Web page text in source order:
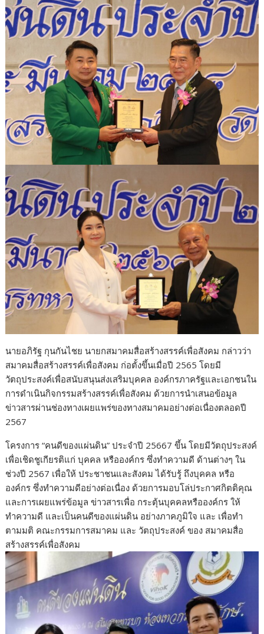
นายอภิรัฐ กุนกันไชย นายกสมาคมสื่อสร้างสรรค์เพื่อสังคม กล่าวว่า
สมาคมสื่อสร้างสรรค์เพื่อสังคม ก่อตั้งขึ้นเมื่อปี 2565 โดยมี
วัตถุประสงค์เพื่อสนับสนุนส่งเสริมบุคคล องค์กรภาครัฐและเอกชนใน
การดำเนินกิจกรรมสร้างสรรค์เพื่อสังคม ด้วยการนำเสนอข้อมูล
ข่าวสารผ่านช่องทางเผยแพร่ของทางสมาคมอย่างต่อเนื่องตลอดปี
2567
โครงการ “คนดีของแผ่นดิน” ประจำปี 25667 ขึ้น โดยมีวัตถุประสงค์
เพื่อเชิดชูเกียรติแก่ บุคคล หรือองค์กร ซึ่งทำความดี ด้านต่างๆ ใน
ช่วงปี 2567 เพื่อให้ ประชาชนและสังคม ได้รับรู้ ถึงบุคคล หรือ
องค์กร ซึ่งทำความดีอย่างต่อเนื่อง ด้วยการมอบโล่ประกาศกิตติคุณ
และการเผยแพร่ข้อมูล ข่าวสารเพื่อ กระตุ้นบุคคลหรือองค์กร ให้
ทำความดี และเป็นคนดีของแผ่นดิน อย่างภาคภูมิใจ และ เพื่อทำ
ตามมติ คณะกรรมการสมาคม และ วัตถุประสงค์ ของ สมาคมสื่อ
สร้างสรรค์เพื่อสังคม